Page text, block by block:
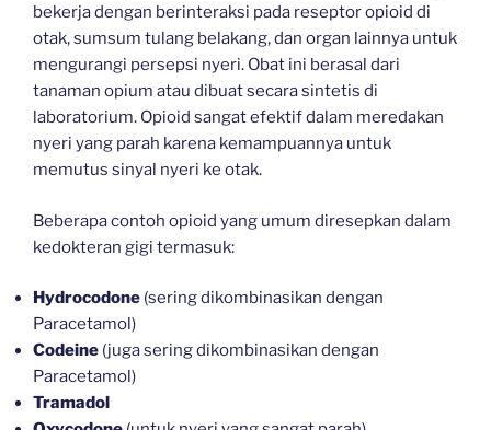
bekerja dengan berinteraksi pada reseptor opioid di
otak, sumsum tulang belakang, dan organ lainnya untuk
mengurangi persepsi nyeri. Obat ini berasal dari
tanaman opium atau dibuat secara sintetis di
laboratorium. Opioid sangat efektif dalam meredakan
nyeri yang parah karena kemampuannya untuk
memutus sinyal nyeri ke otak.
Beberapa contoh opioid yang umum diresepkan dalam
kedokteran gigi termasuk:
Hydrocodone (sering dikombinasikan dengan
Paracetamol)
Codeine (juga sering dikombinasikan dengan
Paracetamol)
Tramadol